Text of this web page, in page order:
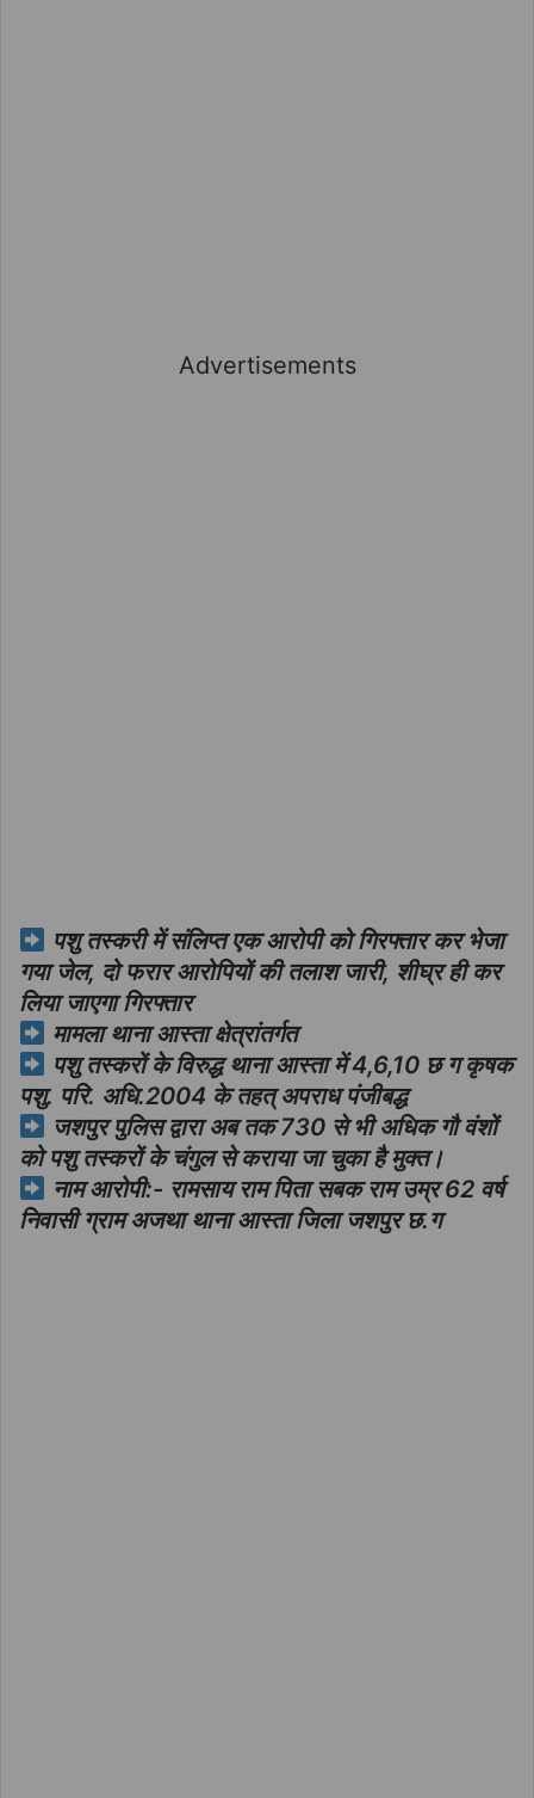
Advertisements
पशु तस्करी में संलिप्त एक आरोपी को गिरफ्तार कर भेजा
गया जेल, दो फरार आरोपियों की तलाश जारी, शीघ्र ही कर
लिया जाएगा गिरफ्तार
मामला थाना आस्ता क्षेत्रांतर्गत
पशु तस्करों के विरुद्ध थाना आस्ता में 4,6,10 छ ग कृषक
पशु. परि. अधि.2004 के तहत् अपराध पंजीबद्ध
जशपुर पुलिस द्वारा अब तक 730 से भी अधिक गौ वंशों
को पशु तस्करों के चंगुल से कराया जा चुका है मुक्त।
नाम आरोपी:- रामसाय राम पिता सबक राम उम्र 62 वर्ष
निवासी ग्राम अजथा थाना आस्ता जिला जशपुर छ.ग